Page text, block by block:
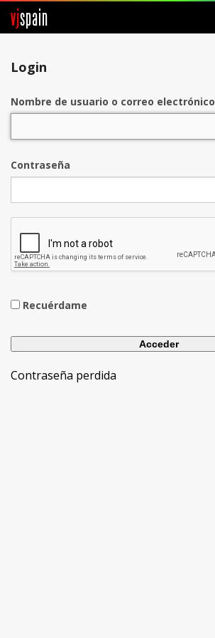
vjspain
Login
Nombre de usuario o correo electrónico
Contraseña
Recuérdame
Contraseña perdida